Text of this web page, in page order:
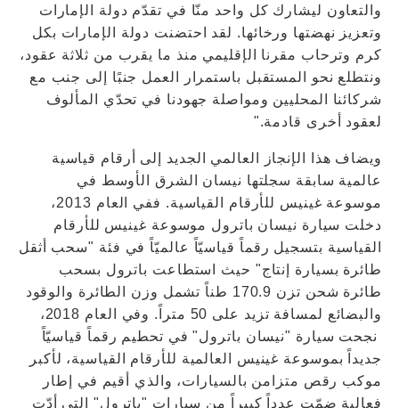
والتعاون ليشارك كل واحد منّا في تقدّم دولة الإمارات
وتعزيز نهضتها ورخائها. لقد احتضنت دولة الإمارات بكل
كرم وترحاب مقرنا الإقليمي منذ ما يقرب من ثلاثة عقود،
ونتطلع نحو المستقبل باستمرار العمل جنبًا إلى جنب مع
شركائنا المحليين ومواصلة جهودنا في تحدّي المألوف
لعقود أخرى قادمة."
ويضاف هذا الإنجاز العالمي الجديد إلى أرقام قياسية
عالمية سابقة سجلتها نيسان الشرق الأوسط في
موسوعة غينيس للأرقام القياسية. ففي العام 2013،
دخلت سيارة نيسان باترول موسوعة غينيس للأرقام
القياسية بتسجيل رقماً قياسيّاً عالميّاً في فئة "سحب أثقل
طائرة بسيارة إنتاج" حيث استطاعت باترول بسحب
طائرة شحن تزن 170.9 طناً تشمل وزن الطائرة والوقود
والبضائع لمسافة تزيد على 50 متراً. وفي العام 2018،
نجحت سيارة "نيسان باترول" في تحطيم رقماً قياسيّاً
جديداً بموسوعة غينيس العالمية للأرقام القياسية، لأكبر
موكب رقص متزامن بالسيارات، والذي أقيم في إطار
فعالية ضمّت عدداً كبيراً من سيارات "باترول" التي أدّت